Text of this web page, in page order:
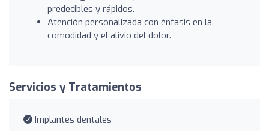
predecibles y rápidos.
Atención personalizada con énfasis en la
comodidad y el alivio del dolor.
Servicios y Tratamientos
Implantes dentales